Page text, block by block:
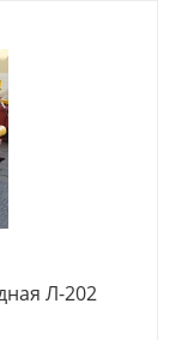
Л-202